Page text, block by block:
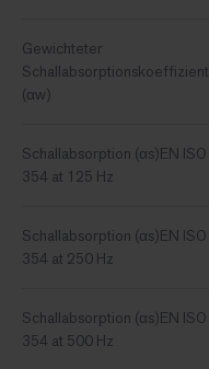
Gewichteter
Schallabsorptionskoeffizient
(αw)
Schallabsorption (αs)EN ISO
354 at 125 Hz
Schallabsorption (αs)EN ISO
354 at 250 Hz
Schallabsorption (αs)EN ISO
354 at 500 Hz